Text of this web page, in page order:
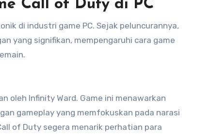
Call of Duty di PC
di industri game PC. Sejak peluncurannya,
yang signifikan, mempengaruhi cara game
oleh Infinity Ward. Game ini menawarkan
gameplay yang memfokuskan pada narasi
of Duty segera menarik perhatian para